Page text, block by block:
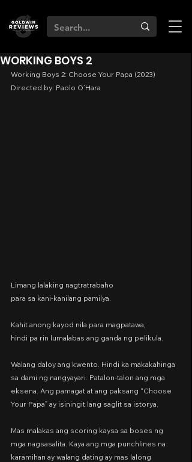
WORKING BOYS 2
Working Boys 2: Choose Your Papa (2023)
Directed by: Paolo O’Hara
Limang lalaking nagtratrabaho
para sa kani-kanilang pamilya.
Kahit anong kayod nila para magpatawa,
hindi pa rin lumalabas ang ganda ng pelikula.
Walang daloy ang kwento. Hindi ka makakahinga
sa dami ng nangyayari. Patalon-talon ang mga
eksena. Ang pamagat at ang paksang “Choose
Your Papa” ay isiningit lang saglit sa istorya.
Mas malakas ang scoring kaysa sa boses ng
mga nagsasalita. Kaya ang mga punchlines na
karamihan ay walang dating ay mas lalong